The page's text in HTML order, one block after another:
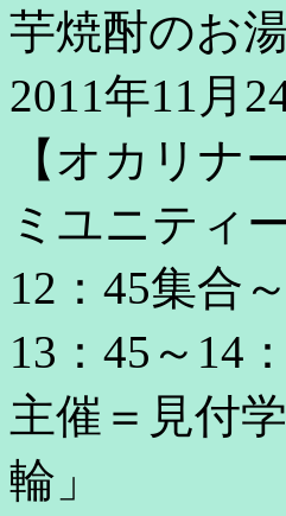
芋焼酎のお
2011年11月
【オカリナ
ミユニティ
12：45集合
13：45～14
主催＝見付
輪」